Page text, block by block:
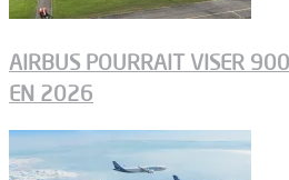
AIRBUS POURRAIT VISER
EN 2026